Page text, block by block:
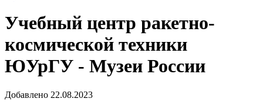
Учебный центр ракетно-
космической техники
ЮУрГУ - Музеи России
Добавлено 22.08.2023